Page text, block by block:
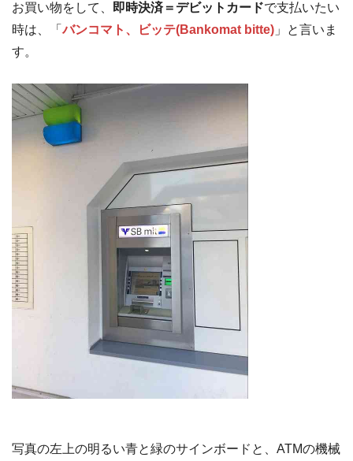
お買い物をして、 即時決済＝デビットカードで支払いたい
時は、「バンコマト、ビッテ(Bankomat bitte) 」と言いま
す。
写真の左上の明るい青と緑のサインボードと、ATMの機械